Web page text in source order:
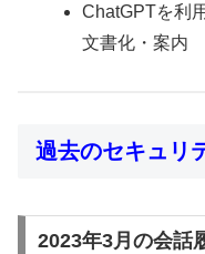
ChatGPTを利
文書化・案内
過去のセキュリ
2023年3月の会話